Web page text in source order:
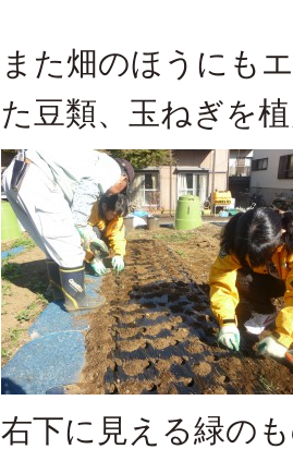
また畑のほうにも
た豆類、玉ねぎを
右下に見える緑の